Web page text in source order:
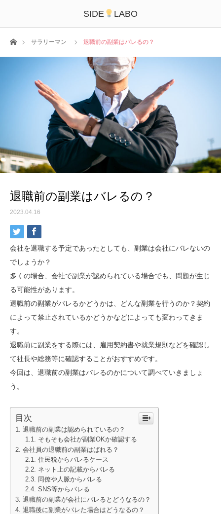
SIDE LABO
ホームサラリーマン 退職前の副業はバレるの？
退職前の副業はバレるの？
2023.04.16
会社を退職する予定であったとしても、副業は会社にバレないの
でしょうか？
多くの場合、会社で副業が認められている場合でも、問題が生じ
る可能性があります。
退職前の副業がバレるかどうかは、どんな副業を行うのか？契約
によって禁止されているかどうかなどによっても変わってきま
す。
退職前に副業をする際には、雇用契約書や就業規則などを確認し
て社長や総務等に確認することがおすすめです。
今回は、退職前の副業はバレるのかについて調べていきましょ
う。
目次
退職前の副業は認められているの？
そもそも会社が副業OKか確認する
会社員の退職前の副業はばれる？
住民税からバレるケース
ネット上の記載からバレる
同僚や人脈からバレる
SNS等からバレる
退職前の副業が会社にバレるとどうなるの？
退職後に副業がバレた場合はどうなるの？